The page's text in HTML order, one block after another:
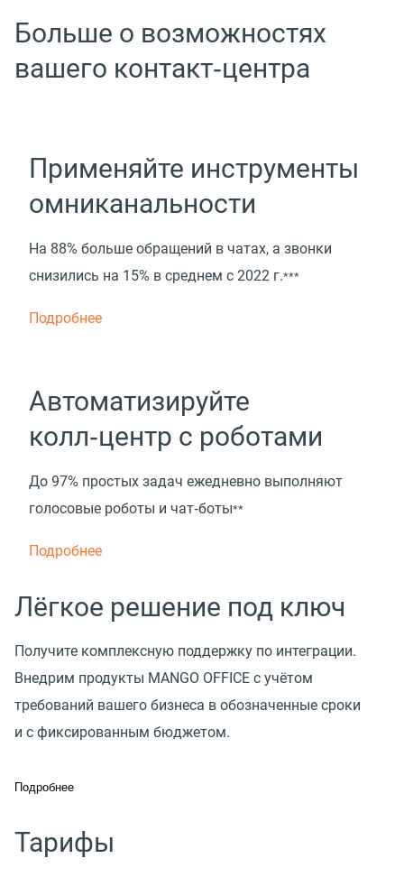
Больше о возможностях
вашего контакт‑центра
Применяйте инструменты
омниканальности
На 88% больше обращений в чатах, а звонки
снизились на 15% в среднем с 2022 г.***
Подробнее
Автоматизируйте
колл‑центр с роботами
До 97% простых задач ежедневно выполняют
голосовые роботы и чат‑боты**
Подробнее
Лёгкое решение под ключ
Получите комплексную поддержку по интеграции.
Внедрим продукты MANGO OFFICE с учётом
требований вашего бизнеса в обозначенные сроки
и с фиксированным бюджетом.
Подробнее
Тарифы